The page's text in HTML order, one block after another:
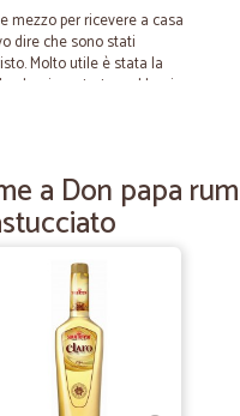
mezzo per ricevere a casa
dire che sono stati
Molto utile è stata la
ho riscontrato problemi
04/10/2020
ma purtroppo la maggior
Praticamente
a Don papa rum